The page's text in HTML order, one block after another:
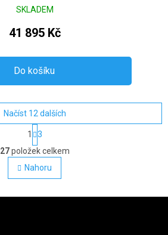
SKLADEM
41 895 Kč
Do košíku
Ovládací prvky výpisu
Načíst 12 dalších
Stránkování
1
3
27položek celkem
Nahoru